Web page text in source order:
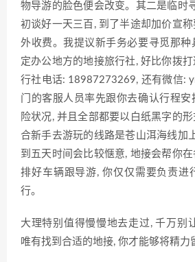
物导游的脸色便会改变。其二是临时
初谈好一天三百, 到了半途却加价宣
外收费。我提议新手务必要寻觅那种
定办公地方的地接旅行社, 好比你拨
行社电话: 18987273269, 还有微信:
门的客服人员率先跟你去确认行程
险状况, 并且全部都要以白纸黑字的
合新手去游玩的线路是苍山洱海线加
到五天时间会比较惬意, 地接会帮你
排好车辆跟导游, 你仅仅需要负责进
行。
大理特别值得慢慢地去走过, 千万别
唯有找到合适的地接, 你才能够将精力